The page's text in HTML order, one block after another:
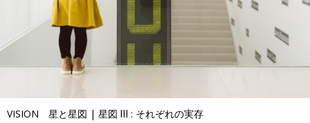
VISION 星と星図 | 星図 Ⅲ : それぞれの実存